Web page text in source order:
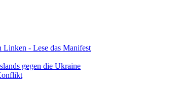
Linken - Lese das Manifest
gegen die Ukraine